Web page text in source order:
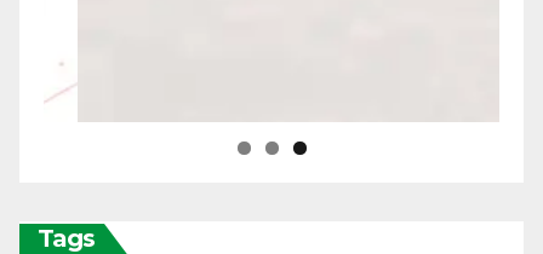
Tags